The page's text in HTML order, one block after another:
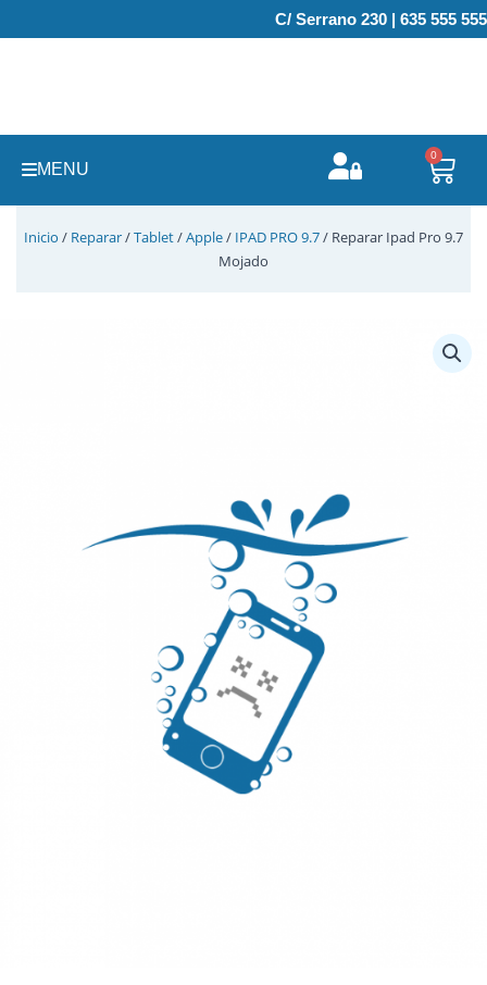
al
C/ Serrano 230 | 635 555 555
MENU
0
Inicio / Reparar/Tablet/Apple/ IPAD PRO 9.7/ Reparar Ipad Pro 9.7
Mojado